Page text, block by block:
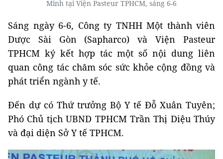
Minh tại Viện Pasteur TPHCM, sáng 6-6
Sáng ngày 6-6, Công ty TNHH Một thành viên
Dược Sài Gòn (Sapharco) và Viện Pasteur
TPHCM ký kết hợp tác một số nội dung liên
quan công tác chăm sóc sức khỏe cộng đồng và
phát triển ngành y tế.
Đến dự có Thứ trưởng Bộ Y tế Đỗ Xuân Tuyên;
Phó Chủ tịch UBND TPHCM Trần Thị Diệu Thúy
và đại diện Sở Y tế TPHCM.